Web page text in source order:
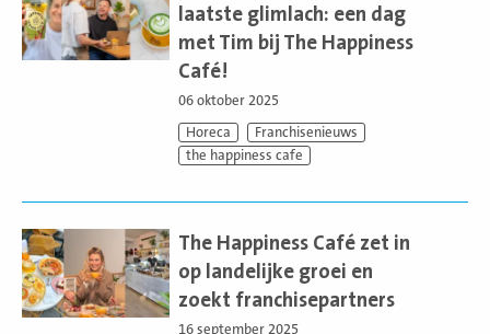
laatste glimlach: een dag
met Tim bij The Happiness
Café!
06 oktober 2025
Horeca
Franchisenieuws
the happiness cafe
meer
The Happiness Café zet in
op landelijke groei en
zoekt franchisepartners
16 september 2025